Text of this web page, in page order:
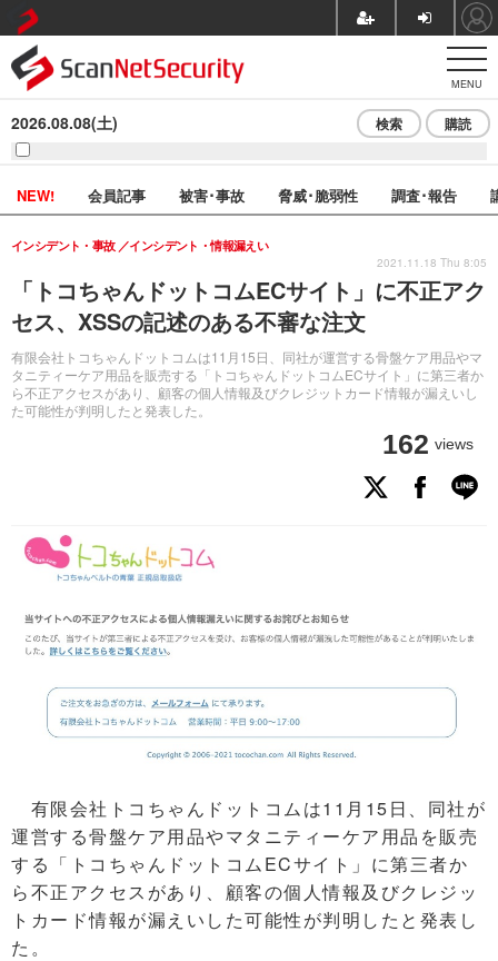
MENU
2026.08.08(土) 検索 購読
NEW! 会員記事 被害･事故 脅威･脆弱性 調査･報告
「トコちゃんドットコムECサイト」に不正アク
セス、XSSの記述のある不審な注文
有限会社トコちゃんドットコムは11月15日、同社が運営する骨盤ケア用品やマ
タニティーケア用品を販売する「トコちゃんドットコムECサイト」に第三者か
ら不正アクセスがあり、顧客の個人情報及びクレジットカード情報が漏えいし
た可能性が判明したと発表した。
インシデント・事故 インシデント・情報漏えい
162 views
2021.11.18 Thu 8:05
有限会社トコちゃんドットコムは11月15日、同社が
運営する骨盤ケア用品やマタニティーケア用品を販売
する「トコちゃんドットコムECサイト」に第三者か
ら不正アクセスがあり、顧客の個人情報及びクレジッ
トカード情報が漏えいした可能性が判明したと発表し
た。